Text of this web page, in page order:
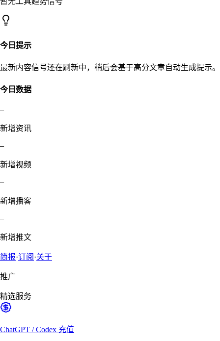
今日提示
最新内容信号还在刷新中，稍后会基于高分文章自动生成提示。
今日数据
–
新增资讯
–
新增视频
–
新增播客
–
新增推文
简报·订阅 ·关于
推广
精选服务
ChatGPT / Codex 充值